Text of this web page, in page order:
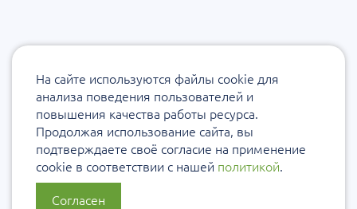
На сайте используются файлы cookie для
анализа поведения пользователей и
повышения качества работы ресурса.
Продолжая использование сайта, вы
подтверждаете своё согласие на применение
cookie в соответствии с нашей политикой.
Согласен